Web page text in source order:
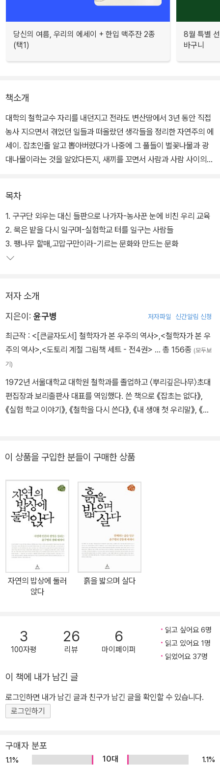
당신의 여름, 우리의 에세이 + 한입 맥주잔 2종
(택1)
8월 특별
바구니
책소개
대학의 철학교수 자리를 내던지고 전라도 변산땅에서 3년 동안 직접
농사 지으면서 겪었던 일들과 떠올랐던 생각들을 정리한 자연주의 에
세이. 잡초인줄 알고 뽑아버렸다가 나중에 그 풀들이 벌꽃나물과 광
대나물이라는 것을 알았다든지, 새끼를 꼬면서 사람과 사람 사이의
목차
1. 구구단 외우는 대신 들판으로 나가자-농사꾼 눈에 비친 우리 교육
2. 묵은 밭을 다시 일구며-실험학교 터를 일구는 사람들
3. 팽나무 할매,고맙구만이라-기르는 문화와 만드는 문화
저자 소개
지은이: 윤구병 저자파일 신간알림 신청
최근작 : <[큰글자도서] 철학자가 본 우주의 역사>,<철학자가 본 우
주의 역사>,<도토리 계절 그림책 세트 - 전4권> … 총 156종 (모두보
기)
1972년 서울대학교 대학원 철학과를 졸업하고 〈뿌리깊은나무〉초대
편집장과 보리출판사 대표를 역임했다. 쓴 책으로 《잡초는 없다》,
《실험 학교 이야기》, 《철학을 다시 쓴다》, 《내 생애 첫 우리말》, 《꽃
하고 펴내 어린이책의 새 지평을 열었으며, 남녘과 북녘의 학생들이
기롭고 지혜로운 사람으로 살아 나갈 수 있도록 《보리 속담 사전》을
기획했다. 우리나라에 사는 생물의 다양성과 자연 생태계를 이해할
수 있는 《보리 생태 사전》을 기획하였다.
이 상품을 구입한 분들이 구매한 상품
자연의 밥상에 둘러
앉다
흙을 밟으며 살다
3
100자평
26
리뷰
6
마이페이퍼
읽고 싶어요 6명
읽고 있어요 1명
읽었어요 37명
이 책에 내가 남긴 글
로그인하면 내가 남긴 글과 친구가 남긴 글을 확인할 수 있습니다.
로그인하기
구매자 분포
1.1% 10대 1.1%